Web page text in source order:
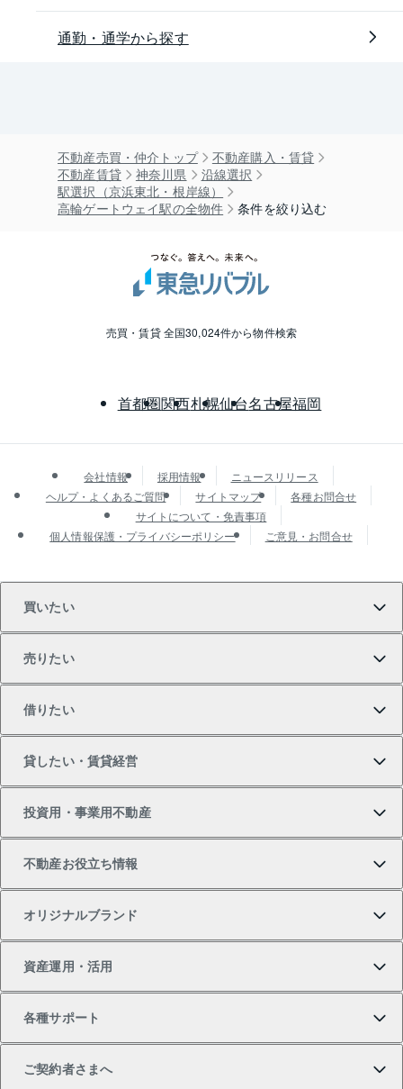
通勤・通学から探す
不動産売買・仲介トップ
不動産購入・賃貸
不動産賃貸
神奈川県
沿線選択
駅選択（京浜東北・根岸線）
高輪ゲートウェイ駅の全物件
条件を絞り込む
売買・賃貸 全国30,024件から物件検索
首都圏関西札幌仙台名古屋福岡
会社情報 採用情報
ニュースリリース
ヘルプ・よくあるご質問
サイトマップ
各種お問合せ
サイトについて・免責事項
個人情報保護・プライバシーポリシー
ご意見・お問合せ
買いたい
新築・分譲マンションの購入
中古マンションの購入
売りたい
マンションの売却・査定
一戸建ての売却・査定
借りたい
借りたいTOP
物件を借りる
貸したい・賃貸経営
貸したいTOP
投資用・事業用不動産
不動産お役立ち情報
オリジナルブランド
一棟リノベーションマンション L`GENTE（ルジェン
テ）
資産運用・活用
各種サポート
ご契約者さまへ